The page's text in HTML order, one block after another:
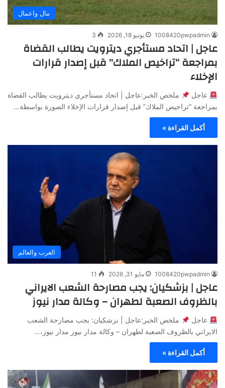
مال واعمال
1008420pwpadmin يونيو 18, 2026 3
عاجل | اتحاد مستأجري ديترويت يطالب القضاة
بمراجعة “تراخيص الملاك” قبل إصدار قرارات
الإخلاء
عاجل
ملخص الخبر:عاجل | اتحاد مستأجري ديترويت يطالب القضاة
بمراجعة “تراخيص الملاك” قبل إصدار قرارات الإخلاء الصورة بواسطة…
أكمل القراءة »
العرب والعالم
1008420pwpadmin مايو 31, 2026 11
عاجل | بزشكيان: يجب مصارحة الشعب الايراني
بالظروف الصعبة لطهران – وكالة مدار نيوز
عاجل
ملخص الخبر:عاجل | بزشكيان: يجب مصارحة الشعب
الايراني بالظروف الصعبة لطهران – وكالة مدار نيوز مدار نيوز،…
أكمل القراءة »